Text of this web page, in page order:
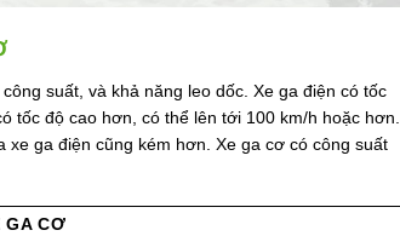
suất, và khả năng leo dốc. Xe ga điện có tốc
tốc độ cao hơn, có thể lên tới 100 km/h hoặc hơn.
ga điện cũng kém hơn. Xe ga cơ có công suất
GA CƠ